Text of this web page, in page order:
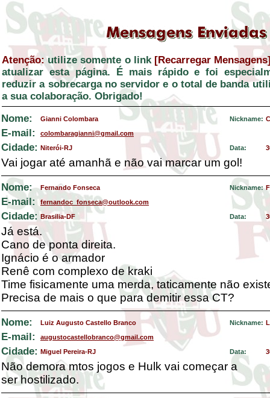
Atenção: utilize somente o link [Recarregar
atualizar esta página. É mais rápido e foi
reduzir a sobrecarga no servidor e o total de banda
a sua colaboração. Obrigado!
Nome:
Gianni Colombara Nickname:
E-mail: colombaragianni@gmail.com
Cidade: Niterói-RJ Data:
Vai jogar até amanhã e não vai marcar um gol!
Nome: Fernando Fonseca Nickname:
E-mail: fernandoc_fonseca@outlook.com
Cidade: Brasilia-DF Data:
Já está.
Cano de ponta direita.
Ignácio é o armador
Renê com complexo de kraki
Time fisicamente uma merda, taticamente não
Precisa de mais o que para demitir essa CT?
Nome: Luiz Augusto Castello Branco Nickname:
E-mail: augustocastellobranco@gmail.com
Cidade: Miguel Pereira-RJ Data:
Não demora mtos jogos e Hulk vai começar a
ser hostilizado.